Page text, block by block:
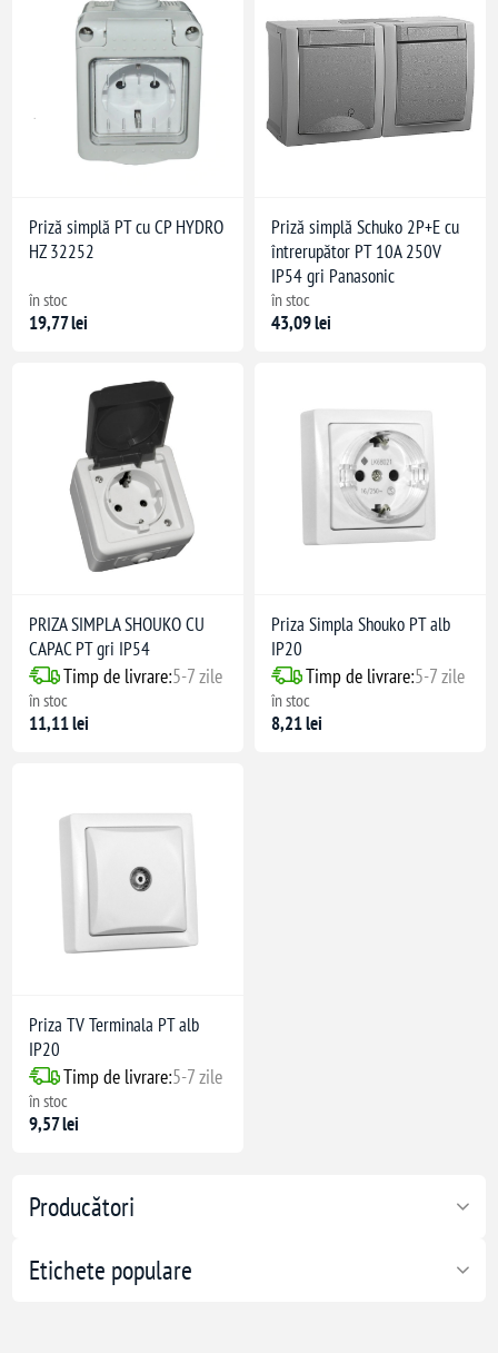
Producători
Etichete populare
Priză simplă PT cu CP HYDRO
HZ 32252
în stoc
19,77 lei
Priză simplă Schuko 2P+E cu
întrerupător PT 10A 250V
IP54 gri Panasonic
în stoc
43,09 lei
PRIZA SIMPLA SHOUKO CU
CAPAC PT gri IP54
Timp de livrare:5-7 zile
în stoc
11,11 lei
Priza Simpla Shouko PT alb
IP20
Timp de livrare:5-7 zile
în stoc
8,21 lei
Priza TV Terminala PT alb
IP20
Timp de livrare:5-7 zile
în stoc
9,57 lei